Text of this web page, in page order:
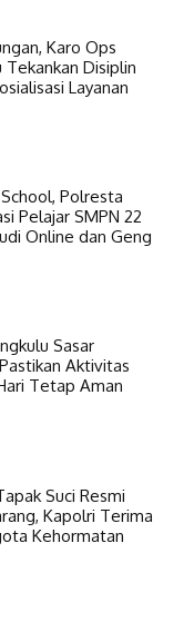
Karo Ops
Disiplin
Layanan
Polresta
Pelajar SMPN 22
Online dan Geng
Sasar
Aktivitas
Tetap Aman
Suci Resmi
Kapolri Terima
Kehormatan